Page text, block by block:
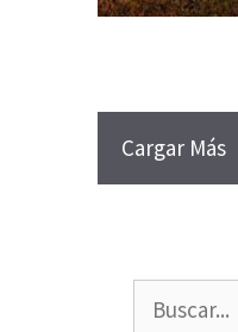
Cargar Más
Buscar: